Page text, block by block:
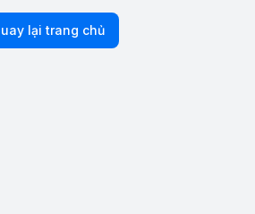
lại trang chủ